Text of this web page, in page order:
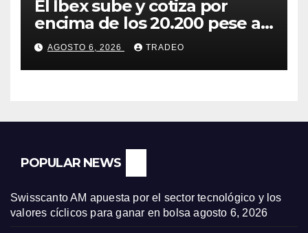
El Ibex sube y cotiza por
encima de los 20.200 pese al
‘sell off’ de la tecnología
AGOSTO 6, 2026 TRADEO
POPULAR NEWS
Swisscanto AM apuesta por el sector tecnológico y los
valores cíclicos para ganar en bolsa agosto 6, 2026